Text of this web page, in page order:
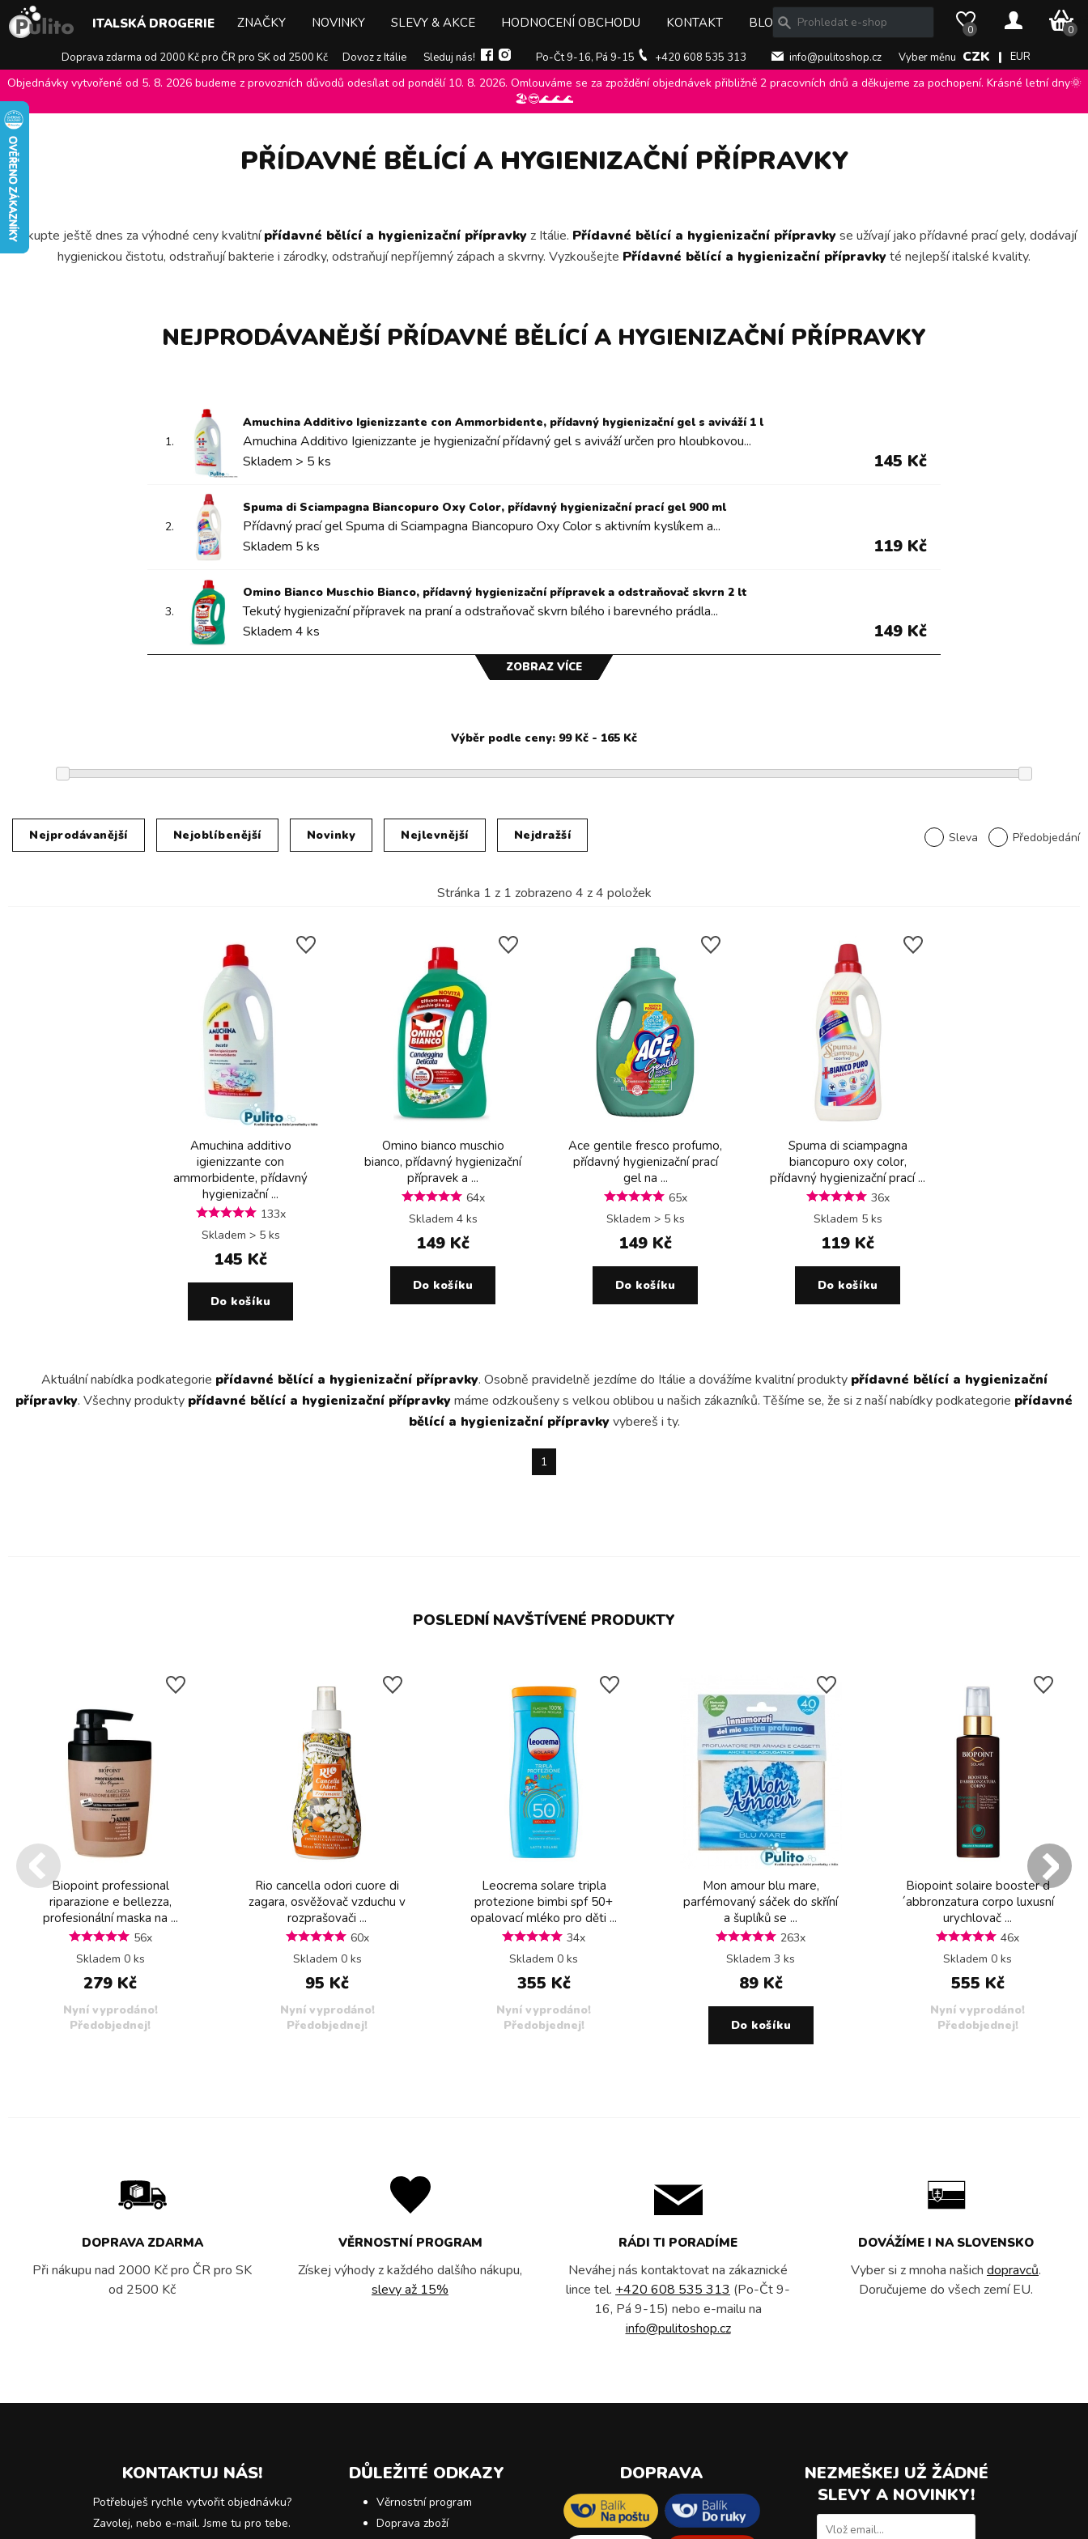
Doprava zdarma od 2000 Kč pro ČR pro SK od 2500 Kč Dovoz z Itálie Sleduj nás! Po-Čt 9-16, Pá 9-15 +420 608 535 313 info@pulitoshop.cz Vyber měnu CZK | EUR
ITALSKÁ DROGERIE ZNAČKY NOVINKY SLEVY & AKCE HODNOCENÍ OBCHODU KONTAKT BLOG 0 0
0 Kč
Objednávky vytvořené od 5. 8. 2026 budeme z provozních důvodů odesílat od pondělí 10. 8. 2026. Omlouváme se za zpoždění objednávek přibližně 2 pracovních dnů a děkujeme za pochopení. Krásné letní dny🌞
🏖️😎🌊🌊🌊
E-shop Pulito Prací prostředky Přídavné bělící a hygienizační přípravky
PŘÍDAVNÉ BĚLÍCÍ A HYGIENIZAČNÍ PŘÍPRAVKY
Nakupte ještě dnes za výhodné ceny kvalitnípřídavné bělící a hygienizační přípravkyz Itálie. Přídavné bělící a hygienizační přípravkyse užívají jako přídavné prací gely, dodávají
hygienickou čistotu, odstraňují bakterie i zárodky, odstraňují nepříjemný zápach a skvrny. Vyzkoušejte Přídavné bělící a hygienizační přípravkyté nejlepší italské kvality.
NEJPRODÁVANĚJŠÍ PŘÍDAVNÉ BĚLÍCÍ A HYGIENIZAČNÍ PŘÍPRAVKY
1.
Amuchina Additivo Igienizzante con Ammorbidente, přídavný hygienizační gel s aviváží 1 l
Amuchina Additivo Igienizzante je hygienizační přídavný gel s aviváží určen pro hloubkovou...
Skladem > 5 ks
145 Kč
2.
Spuma di Sciampagna Biancopuro Oxy Color, přídavný hygienizační prací gel 900 ml
Přídavný prací gel Spuma di Sciampagna Biancopuro Oxy Color s aktivním kyslíkem a...
Skladem 5 ks
119 Kč
3.
Omino Bianco Muschio Bianco, přídavný hygienizační přípravek a odstraňovač skvrn 2 lt
Tekutý hygienizační přípravek na praní a odstraňovač skvrn bílého i barevného prádla...
Skladem 4 ks
149 Kč
ZOBRAZ VÍCE
Nejprodávanější Nejoblíbenější Novinky Nejlevnější Nejdražší Sleva Předobjedání
Stránka 1 z 1 zobrazeno 4 z4 položek
Amuchina additivo
igienizzante con
ammorbidente, přídavný
hygienizační ...
133x
Skladem > 5 ks
145 Kč
Do košíku
Omino bianco muschio
bianco, přídavný hygienizační
přípravek a ...
64x
Skladem 4 ks
149 Kč
Do košíku
Ace gentile fresco profumo,
přídavný hygienizační prací
gel na ...
65x
Skladem > 5 ks
149 Kč
Do košíku
Spuma di sciampagna
biancopuro oxy color,
přídavný hygienizační prací ...
36x
Skladem 5 ks
119 Kč
Do košíku
Aktuální nabídka podkategorie přídavné bělící a hygienizační přípravky. Osobně pravidelně jezdíme do Itálie a dovážíme kvalitní produkty přídavné bělící a hygienizační
přípravky. Všechny produkty přídavné bělící a hygienizační přípravkymáme odzkoušeny s velkou oblibou u našich zákazníků. Těšíme se, že si z naší nabídky podkategorie přídavné
bělící a hygienizační přípravkyvybereš i ty.
1
POSLEDNÍ NAVŠTÍVENÉ PRODUKTY
Biopoint professional
riparazione e bellezza,
profesionální maska na ...
56x
Skladem 0 ks
279 Kč
Nyní vyprodáno!
Předobjednej!
Rio cancella odori cuore di
zagara, osvěžovač vzduchu v
rozprašovači ...
60x
Skladem 0 ks
95 Kč
Nyní vyprodáno!
Předobjednej!
Leocrema solare tripla
protezione bimbi spf 50+
opalovací mléko pro děti ...
34x
Skladem 0 ks
355 Kč
Nyní vyprodáno!
Předobjednej!
Mon amour blu mare,
parfémovaný sáček do skříní
a šuplíků se ...
263x
Skladem 3 ks
89 Kč
Do košíku
Biopoint solaire booster d
´abbronzatura corpo luxusní
urychlovač ...
46x
Skladem 0 ks
555 Kč
Nyní vyprodáno!
Předobjednej!
DOPRAVA ZDARMA
Při nákupu nad 2000 Kč pro ČR pro SK
od 2500 Kč
VĚRNOSTNÍ PROGRAM
Získej výhody z každého dalšího nákupu,
slevy až 15%
RÁDI TI PORADÍME
Neváhej nás kontaktovat na zákaznické
lince tel. +420 608 535 313 (Po-Čt 9-
16, Pá 9-15) nebo e-mailu na
info@pulitoshop.cz
DOVÁŽÍME I NA SLOVENSKO
Vyber si z mnoha našich dopravců.
Doručujeme do všech zemí EU.
KONTAKTUJ NÁS!
Potřebuješ rychle vytvořit objednávku?
Zavolej, nebo e-mail. Jsme tu pro tebe.
NEZMEŠKEJ UŽ ŽÁDNÉ
SLEVY A NOVINKY!
DŮLEŽITÉ ODKAZY
Věrnostní program
Doprava zboží
DOPRAVA